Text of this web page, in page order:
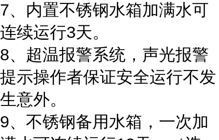
7、内置不锈钢水箱加满水可
连续运行3天。
8、超温报警系统，声光报警
提示操作者保证安全运行不发
生意外。
9、不锈钢备用水箱，一次加